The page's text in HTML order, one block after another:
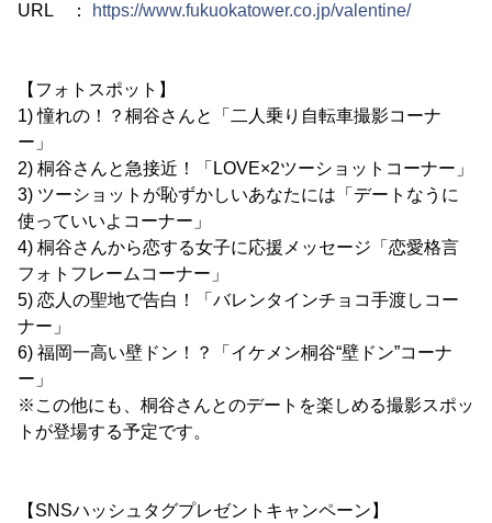
URL ：
https://www.fukuokatower.co.jp/valentine/
【フォトスポット】
1) 憧れの！？桐谷さんと「二人乗り自転車撮影コーナ
ー」
2) 桐谷さんと急接近！「LOVE×2ツーショットコーナー」
3) ツーショットが恥ずかしいあなたには「デートなうに
使っていいよコーナー」
4) 桐谷さんから恋する女子に応援メッセージ「恋愛格言
フォトフレームコーナー」
5) 恋人の聖地で告白！「バレンタインチョコ手渡しコー
ナー」
6) 福岡一高い壁ドン！？「イケメン桐谷“壁ドン”コーナ
ー」
※この他にも、桐谷さんとのデートを楽しめる撮影スポッ
トが登場する予定です。
【SNSハッシュタグプレゼントキャンペーン】